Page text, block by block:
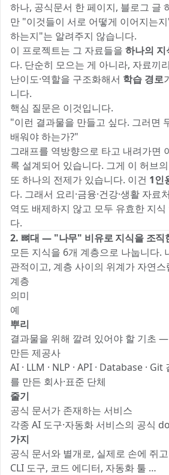
하나, 공식문서 한 페이지, 블로그 글
만 "이것들이 서로 어떻게 이어지는
하는지"는 알려주지 않습니다.
이 프로젝트는 그 자료들을 하나의
다. 단순히 모으는 게 아니라, 자료끼
난이도·역할을 구조화해서 학습 경로
니다.
핵심 질문은 이것입니다.
"이런 결과물을 만들고 싶다. 그러면
배워야 하는가?"
그래프를 역방향으로 타고 내려가면
록 설계되어 있습니다. 그게 이 허브
또 하나의 전제가 있습니다. 이건 1인
다. 그래서 요리·금융·건강·생활 자료
역도 배제하지 않고 모두 유효한 지
다.
2. 뼈대 — "나무" 비유로 지식을 조직
모든 지식을 6개 계층으로 나눕니다.
관적이고, 계층 사이의 위계가 자연
계층
의미
예
뿌리
결과물을 위해 깔려 있어야 할 기초
만든 제공사
AI · LLM · NLP · API · Database ·
를 만든 회사·표준 단체
줄기
공식 문서가 존재하는 서비스
각종 AI 도구·자동화 서비스의 공식
가지
공식 문서와 별개로, 실제로 손에 쥐
CLI 도구, 코드 에디터, 자동화 툴 …